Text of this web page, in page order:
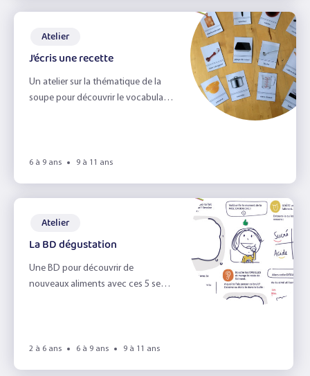
Atelier
J’écris une recette
Un atelier sur la thématique de la
soupe pour découvrir le vocabulaire
6 à 9 ans 9 à 11 ans
Atelier
La BD dégustation
Une BD pour découvrir de
nouveaux aliments avec ces 5 sens
2 à 6 ans 6 à 9 ans 9 à 11 ans